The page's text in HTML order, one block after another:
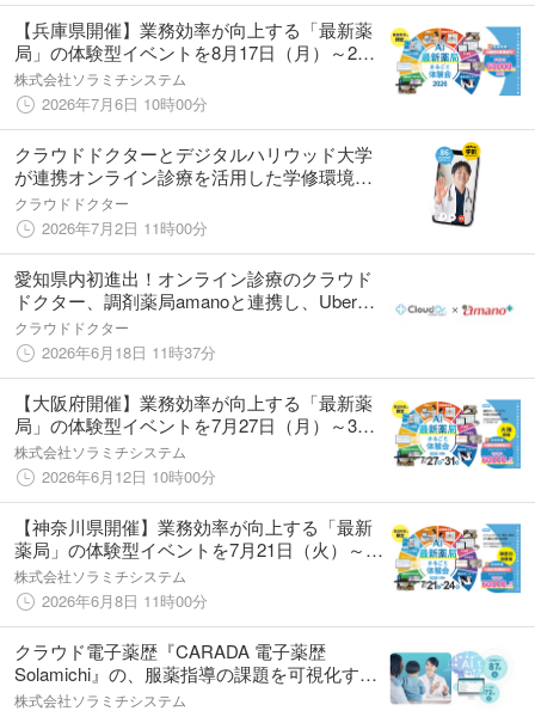
【兵庫県開催】業務効率が向上する「最新薬
局」の体験型イベントを8月17日（月）～21
日（金）に開催！
株式会社ソラミチシステム
2026年7月6日 10時00分
クラウドドクターとデジタルハリウッド大学
が連携オンライン診療を活用した学修環境の
質向上をめざす「デジタルメディカル」実証
実験を開始
クラウドドクター
2026年7月2日 11時00分
愛知県内初進出！オンライン診療のクラウド
ドクター、調剤薬局amanoと連携し、Uber配
送による「お薬の即時配送エリア」を大幅に
拡大
クラウドドクター
2026年6月18日 11時37分
【大阪府開催】業務効率が向上する「最新薬
局」の体験型イベントを7月27日（月）～31
日（金）に開催！
株式会社ソラミチシステム
2026年6月12日 10時00分
【神奈川県開催】業務効率が向上する「最新
薬局」の体験型イベントを7月21日（火）～
24日（金）に開催！
株式会社ソラミチシステム
2026年6月8日 11時00分
クラウド電子薬歴『CARADA 電子薬歴
Solamichi』の、服薬指導の課題を可視化する
新機能「AI採点パック」を5／11より提供開
株式会社ソラミチシステム